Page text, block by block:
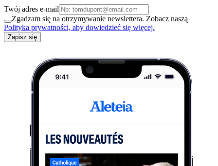
Twój adres e-mail
Zgadzam się na otrzymywanie newslettera. Zobacz naszą
Polityka prywatności, aby dowiedzieć się więcej.
Zapisz się